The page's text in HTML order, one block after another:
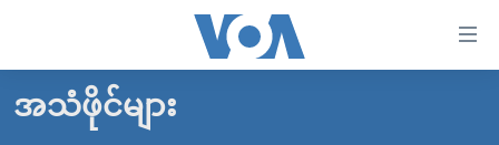
လွယ်ကူ
မူလစာမျက်နှာ
အသံဖိုင်များ